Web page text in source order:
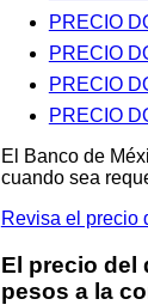
PRECIO
PRECIO
PRECIO
PRECIO
El Banco de
cuando sea
Revisa el precio
El precio del
pesos a la